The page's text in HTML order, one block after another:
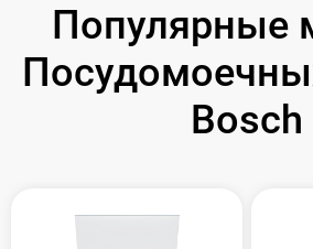
Популярные
Bosch